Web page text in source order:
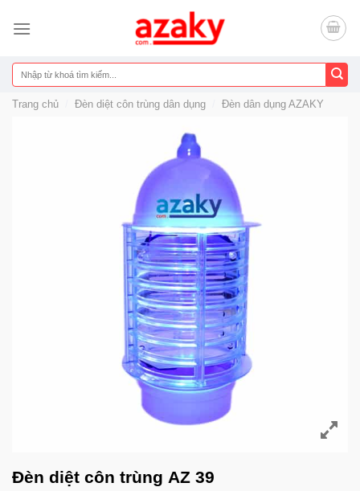
đến
dung
Tìm
kiếm:
Trang chủ Đèn diệt côn trùng dân dụng Đèn dân dụng AZAKY
Đèn diệt côn trùng AZ 39